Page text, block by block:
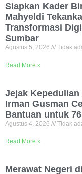
Siapkan Kader
Mahyeldi
Transformasi
Sumbar
Agustus 5, 2026 Tidak
Read More »
Jejak Kepedulian
Irman Gusman
Bantuan untuk
Agustus 4, 2026 Tidak
Read More »
Merawat Negeri